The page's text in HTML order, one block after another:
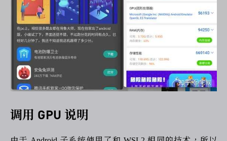
调用 GPU 说明